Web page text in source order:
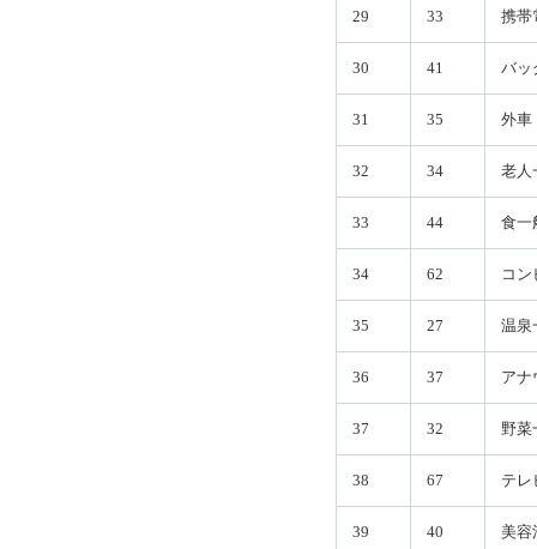
29 33 携帯
30 41 バッ
31 35 外車
32 34 老人
33 44 食一
34 62 コ
35 27 温泉
36 37 アナ
37 32 野菜
38 67 テレ
39 40 美容